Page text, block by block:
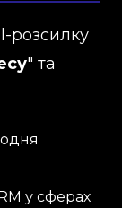
розсилку
" та
у сферах